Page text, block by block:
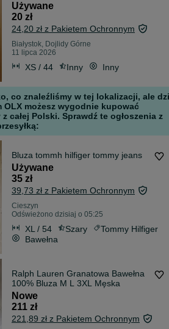
Używane
20 zł
24,20 zł z Pakietem Ochronnym
Białystok, Dojlidy Górne
11 lipca 2026
XS / 44 Inny Inny
co znaleźliśmy w tej lokalizacji, ale
OLX możesz wygodnie kupować
całej Polski. Sprawdź te ogłoszenia z
Bluza tommh hilfiger tommy jeans
Używane
35 zł
39,73 zł z Pakietem Ochronnym
Cieszyn
Odświeżono dzisiaj o 05:25
XL / 54 Szary
Tommy Hilfiger
Bawełna
Ralph Lauren Granatowa Bawełna
100% Bluza M L 3XL Męska
Nowe
211 zł
221,89 zł z Pakietem Ochronnym